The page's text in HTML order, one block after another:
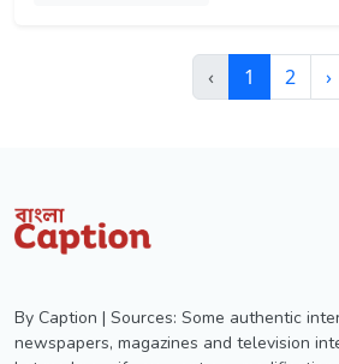
‹ 1 2 ›
By Caption | Sources: Some authentic
newspapers, magazines and television